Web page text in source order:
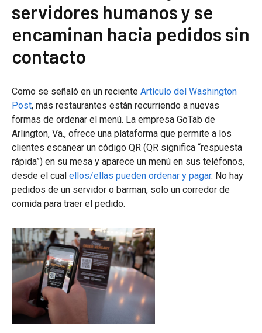
servidores humanos y se
encaminan hacia pedidos sin
contacto
Como se señaló en un reciente Artículo del Washington
Post, más restaurantes están recurriendo a nuevas
formas de ordenar el menú. La empresa GoTab de
Arlington, Va., ofrece una plataforma que permite a los
clientes escanear un código QR (QR significa “respuesta
rápida”) en su mesa y aparece un menú en sus teléfonos,
desde el cual ellos/ellas pueden ordenar y pagar. No hay
pedidos de un servidor o barman, solo un corredor de
comida para traer el pedido.